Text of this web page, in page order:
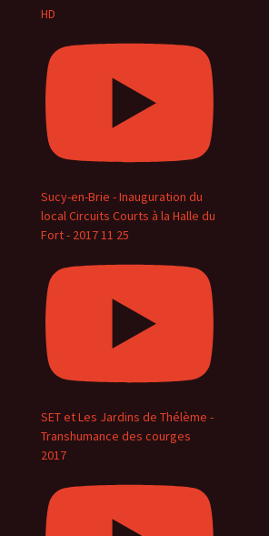
HD
Sucy-en-Brie - Inauguration du
local Circuits Courts à la Halle du
Fort - 2017 11 25
SET et Les Jardins de Thélème -
Transhumance des courges
2017